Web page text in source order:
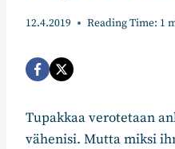
12.4.2019 Reading Time: 1
Tupakkaa verotetaan
vähenisi. Mutta miksi